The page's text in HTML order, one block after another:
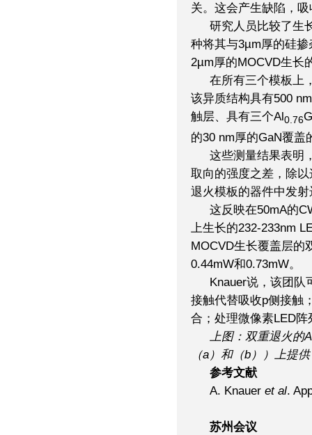
关。这会产生缺陷，
研究人员比较了生
种将其与3µm厚的硅
2µm厚的MOCVD生长
在所有三个模板上
该异质结构具有500
触层、具有三个Al0.76
的30 nm厚的GaN覆盖
这些测量结果表
取向的强度之差，除
退火模板的器件中发射
这反映在50mA的
上生长的232-233nm
MOCVD生长覆盖层的
0.44mW和0.73mW。
Knauer说，该团队
接触代替吸收p侧接触
合；处理微像素LED阵
上图：双重退火的
（a ）和（b ））上提
参考文献
A. Knauer et al.
苏州会议